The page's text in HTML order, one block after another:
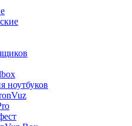
ноутбуков